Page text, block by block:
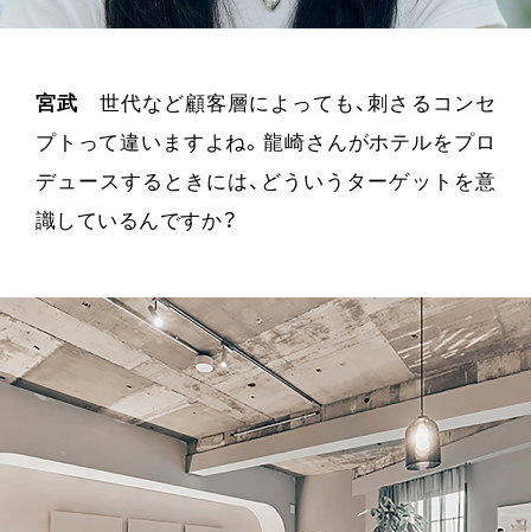
宮武 世代など顧客層によっても、刺さるコンセ
プトって違いますよね。龍崎さんがホテルをプロ
デュースするときには、どういうターゲットを意
識しているんですか？